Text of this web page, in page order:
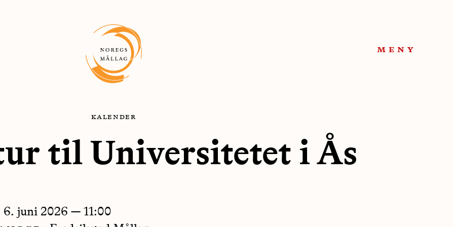
meny
kalender
til Universitetet i Ås
6. juni 2026 — 11:00